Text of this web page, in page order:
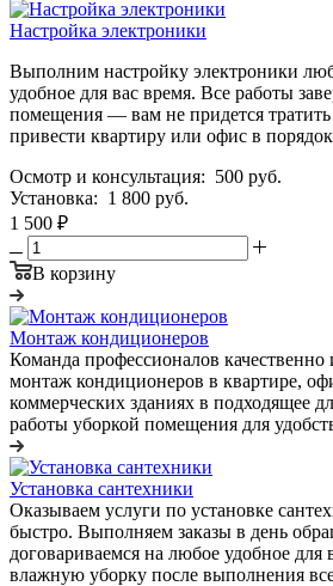
Настройка электроники
Выполним настройку электроники
удобное для вас время. Все работы
помещения — вам не придется
привести квартиру или офис в
Осмотр и консультация: 500 руб.
Установка: 1 800 руб.
1 500 ₽
В корзину
Монтаж кондиционеров
Команда профессионалов качественно
монтаж кондиционеров в квартире,
коммерческих зданиях в подходящее
работы уборкой помещения для
Установка сантехники
Оказываем услуги по установке
быстро. Выполняем заказы в день
договариваемся на любое удобное для
влажную уборку после выполнения